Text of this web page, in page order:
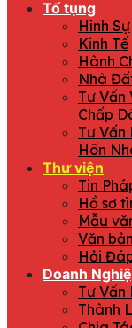
Tố tụng
Hình Sự
Kinh Tế
Hành
Nhà
Tư Vấn
Chấp
Tư Vấn
Hôn
Thư viện
Tin
Hồ sơ
Mẫu
Văn
Hỏi
Doanh
Tư Vấn
Thành